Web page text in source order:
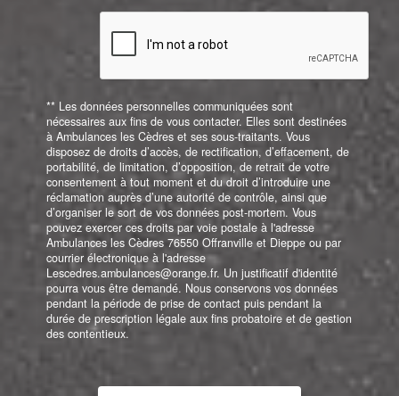
** Les données personnelles communiquées sont
nécessaires aux fins de vous contacter. Elles sont destinées
à Ambulances les Cèdres et ses sous-traitants. Vous
disposez de droits d’accès, de rectification, d’effacement, de
portabilité, de limitation, d’opposition, de retrait de votre
consentement à tout moment et du droit d’introduire une
réclamation auprès d’une autorité de contrôle, ainsi que
d’organiser le sort de vos données post-mortem. Vous
pouvez exercer ces droits par voie postale à l'adresse
Ambulances les Cèdres 76550 Offranville et Dieppe ou par
courrier électronique à l'adresse
Lescedres.ambulances@orange.fr. Un justificatif d'identité
pourra vous être demandé. Nous conservons vos données
pendant la période de prise de contact puis pendant la
durée de prescription légale aux fins probatoire et de gestion
des contentieux.